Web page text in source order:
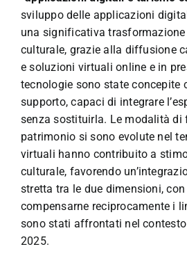
sviluppo delle applicazioni
una significativa
culturale, grazie alla diffusione
e soluzioni virtuali online e in
tecnologie sono state concepite
supporto, capaci di integrare
senza sostituirla. Le modalità di
patrimonio si sono evolute nel
virtuali hanno contribuito a
culturale, favorendo
stretta tra le due dimensioni, con
compensarne reciprocamente i
sono stati affrontati nel contesto
2025.